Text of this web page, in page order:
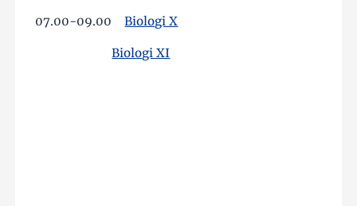
07.00-09.00 Biologi X
Biologi XI